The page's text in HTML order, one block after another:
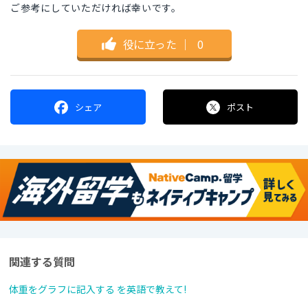
ご参考にしていただければ幸いです。
役に立った ｜ 0
シェア ポスト
関連する質問
体重をグラフに記入する を英語で教えて!